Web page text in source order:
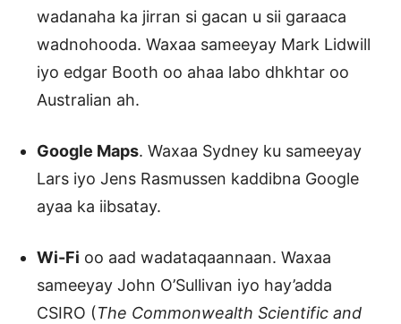
wadanaha ka jirran si gacan u sii garaaca
wadnohooda. Waxaa sameeyay Mark Lidwill
iyo edgar Booth oo ahaa labo dhkhtar oo
Australian ah.
Google Maps. Waxaa Sydney ku sameeyay
Lars iyo Jens Rasmussen kaddibna Google
ayaa ka iibsatay.
Wi-Fi oo aad wadataqaannaan. Waxaa
sameeyay John O’Sullivan iyo hay’adda
CSIRO (The Commonwealth Scientific and